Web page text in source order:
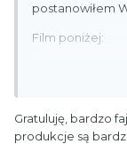
postanowiłem
Film poniżej:
Gratuluję, bardzo
produkcje są